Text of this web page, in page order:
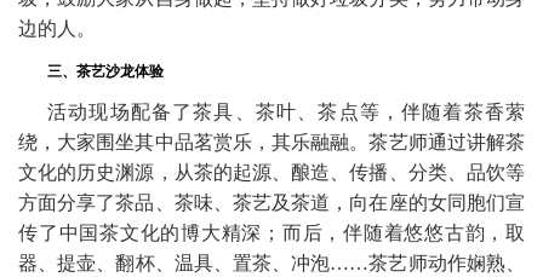
边的人。
三、茶艺沙龙体验
活动现场配备了茶具、茶叶、茶点等，伴随着茶香萦
绕，大家围坐其中品茗赏乐，其乐融融。茶艺师通过讲解茶
文化的历史渊源，从茶的起源、酿造、传播、分类、品饮等
方面分享了茶品、茶味、茶艺及茶道，向在座的女同胞们宣
传了中国茶文化的博大精深；而后，伴随着悠悠古韵，取
器、提壶、翻杯、温具、置茶、冲泡……茶艺师动作娴熟、